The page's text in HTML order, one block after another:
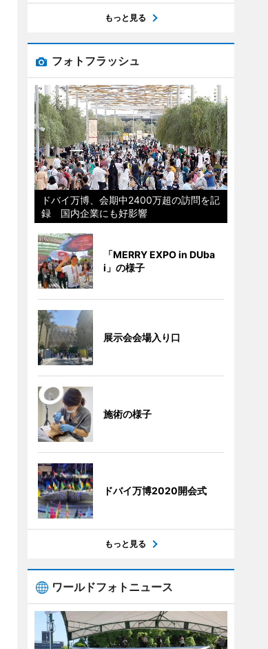
もっと見る
フォトフラッシュ
ドバイ万博、会期中2400万超の訪問を記
録 国内企業にも好影響
「MERRY EXPO in DUba
i」の様子
展示会会場入り口
施術の様子
ドバイ万博2020開会式
もっと見る
ワールドフォトニュース